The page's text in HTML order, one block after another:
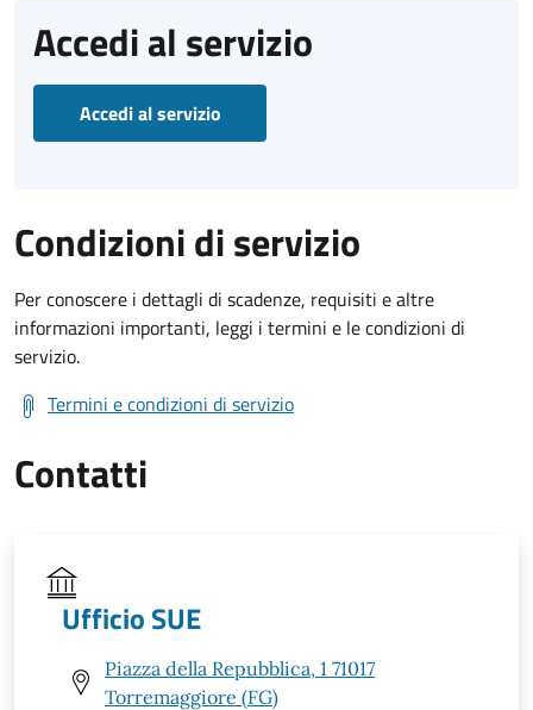
Accedi al servizio
Accedi al servizio
Condizioni di servizio
Per conoscere i dettagli di scadenze, requisiti e altre
informazioni importanti, leggi i termini e le condizioni di
servizio.
Termini e condizioni di servizio
Contatti
Ufficio SUE
Piazza della Repubblica, 1 71017
Torremaggiore (FG)